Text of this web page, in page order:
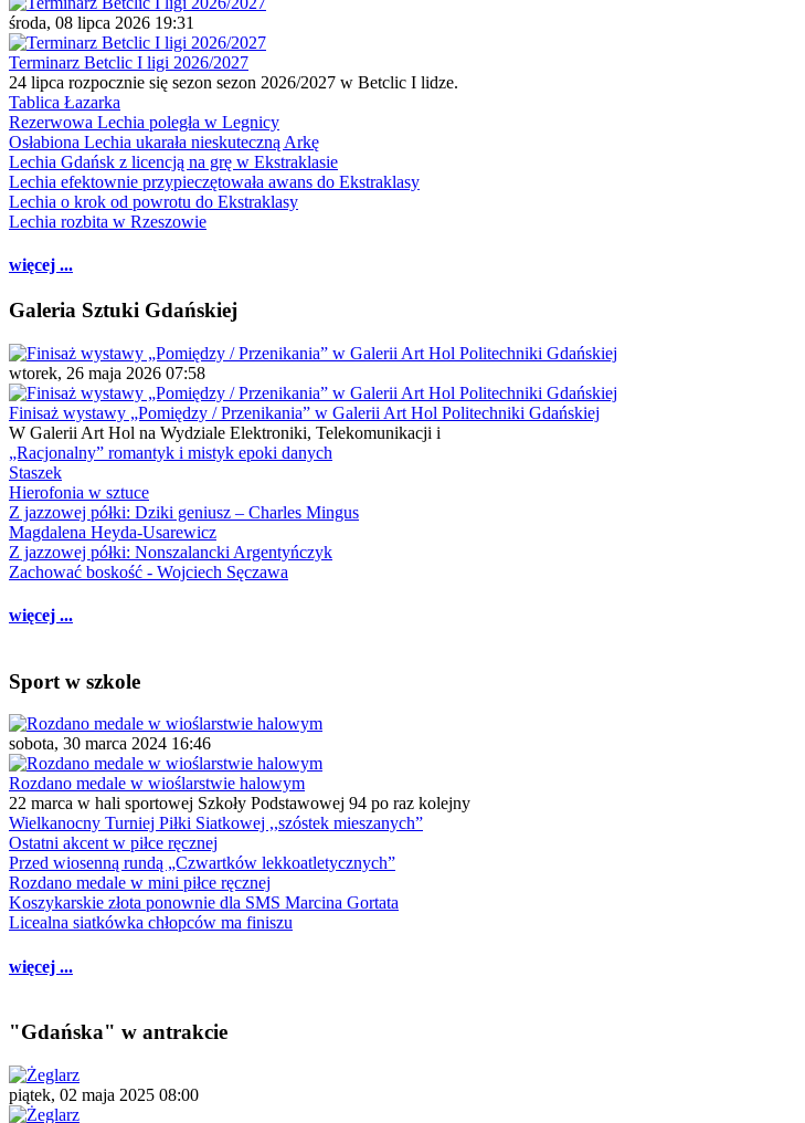
środa, 08 lipca 2026 19:31
Terminarz Betclic I ligi 2026/2027
24 lipca rozpocznie się sezon sezon 2026/2027 w Betclic I lidze.
Tablica Łazarka
Rezerwowa Lechia poległa w Legnicy
Osłabiona Lechia ukarała nieskuteczną Arkę
Lechia Gdańsk z licencją na grę w Ekstraklasie
Lechia efektownie przypieczętowała awans do Ekstraklasy
Lechia o krok od powrotu do Ekstraklasy
Lechia rozbita w Rzeszowie
więcej ...
Galeria Sztuki Gdańskiej
wtorek, 26 maja 2026 07:58
Finisaż wystawy „Pomiędzy / Przenikania” w Galerii Art Hol Politechniki Gdańskiej
W Galerii Art Hol na Wydziale Elektroniki, Telekomunikacji i
„Racjonalny” romantyk i mistyk epoki danych
Staszek
Hierofonia w sztuce
Z jazzowej półki: Dziki geniusz – Charles Mingus
Magdalena Heyda-Usarewicz
Z jazzowej półki: Nonszalancki Argentyńczyk
Zachować boskość - Wojciech Sęczawa
więcej ...
Sport w szkole
sobota, 30 marca 2024 16:46
Rozdano medale w wioślarstwie halowym
22 marca w hali sportowej Szkoły Podstawowej 94 po raz kolejny
Wielkanocny Turniej Piłki Siatkowej ,,szóstek mieszanych”
Ostatni akcent w piłce ręcznej
Przed wiosenną rundą „Czwartków lekkoatletycznych”
Rozdano medale w mini piłce ręcznej
Koszykarskie złota ponownie dla SMS Marcina Gortata
Licealna siatkówka chłopców ma finiszu
więcej ...
"Gdańska" w antrakcie
piątek, 02 maja 2025 08:00